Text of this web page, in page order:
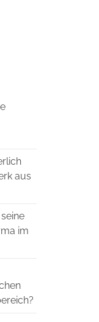
aus
im